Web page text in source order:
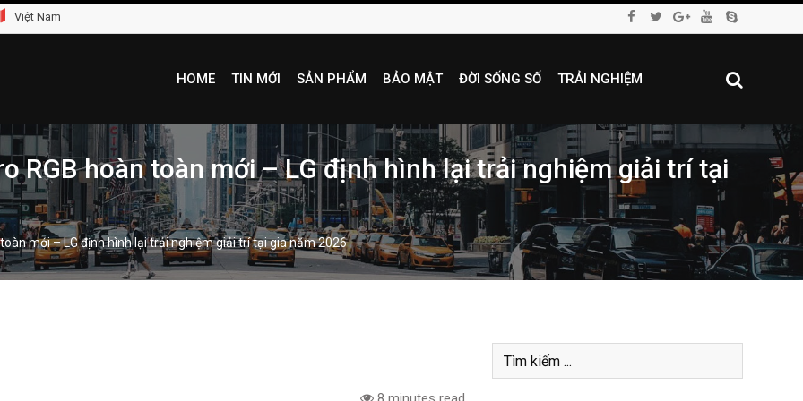
Việt Nam
HOME TIN MỚI SẢN PHẨM BẢO MẬT ĐỜI SỐNG SỐ TRẢI NGHIỆM
RGB hoàn toàn mới – LG định hình lại trải nghiệm giải trí tại
mới – LG định hình lại trải nghiệm giải trí tại gia năm 2026